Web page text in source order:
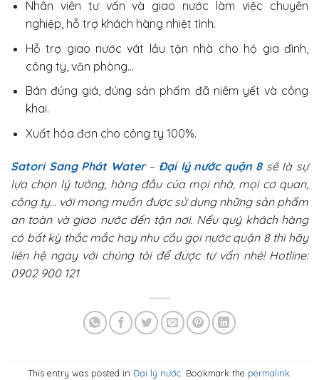
Nhân viên tư vấn và giao nước làm việc chuyên
nghiệp, hỗ trợ khách hàng nhiệt tình.
Hỗ trợ giao nước vát lầu tận nhà cho hộ gia đình,
công ty, văn phòng…
Bán đúng giá, đúng sản phẩm đã niêm yết và công
khai.
Xuất hóa đơn cho công ty 100%.
Satori Sang Phát Water– Đại lý nước quận 8sẽ là sự
lựa chọn lý tưởng, hàng đầu của mọi nhà, mọi cơ quan,
công ty… với mong muốn được sử dụng những sản phẩm
an toàn và giao nước đến tận nơi. Nếu quý khách hàng
có bất kỳ thắc mắc hay nhu cầu gọi nước quận 8 thì hãy
liên hệ ngay với chúng tôi để được tư vấn nhé! Hotline:
0902 900 121
This entry was posted in Đại lý nước. Bookmark the permalink